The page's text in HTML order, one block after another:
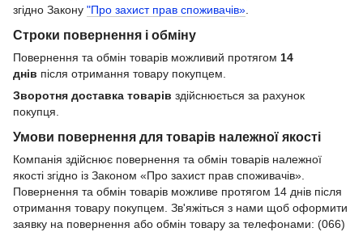
згідно Закону "Про захист прав споживачів»
Строки повернення і обміну
Повернення та обмін товарів можливий протягом 14
днів після отримання товару покупцем.
Зворотня доставка товарів здійснюється за рахунок
покупця.
Умови повернення для товарів належної якості
Компанія здійснює повернення та обмін товарів належної
якості згідно із Законом «Про захист прав споживачів».
Повернення та обмін товарів можливе протягом 14 днів після
отримання товару покупцем. Зв'яжіться з нами щоб оформити
заявку на повернення або обмін товару за телефонами: (066)